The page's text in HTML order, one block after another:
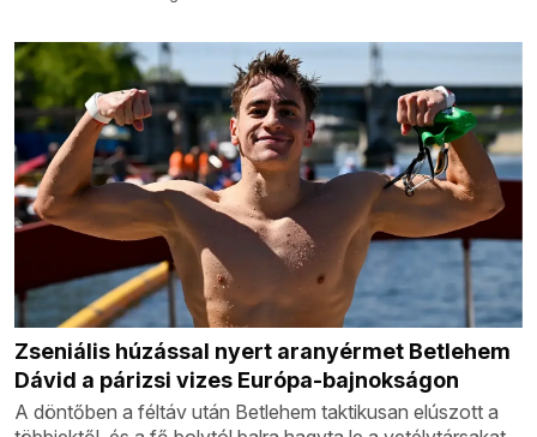
Zseniális húzással nyert aranyérmet Betlehem
Dávid a párizsi vizes Európa-bajnokságon
A döntőben a féltáv után Betlehem taktikusan elúszott a